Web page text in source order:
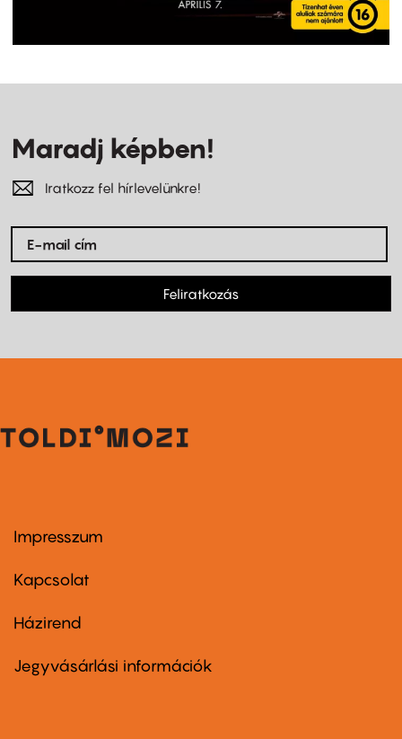
Maradj képben!
Iratkozz fel hírlevelünkre!
Feliratkozás
Footer
first
Impresszum
Kapcsolat
Footer
second
Házirend
Jegyvásárlási információk